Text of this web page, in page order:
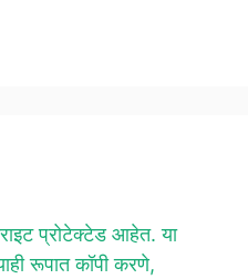
प्रोटेक्टेड आहेत. या
रूपात कॉपी करणे,